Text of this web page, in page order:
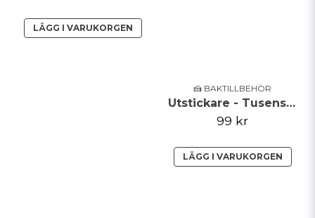
LÄGG I VARUKORGEN
🍰 BAKTILLBEHÖR
Utstickare - Tusensköna, liljekonvalj, primula - set om 10
99 kr
LÄGG I VARUKORGEN